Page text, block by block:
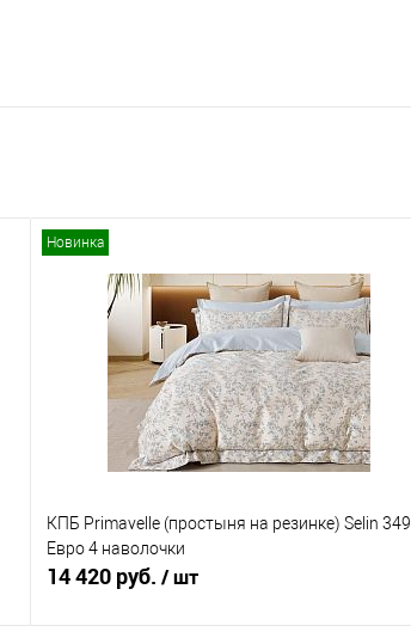
Новинка
КПБ Primavelle (простыня на резинке) Selin 349
Евро 4 наволочки
14 420 руб. / шт